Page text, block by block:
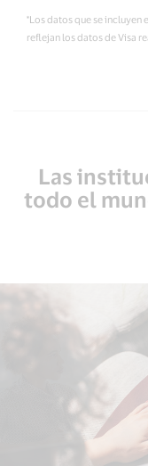
*Los datos que se incluyen
reflejan los datos de Visa
Las
todo el